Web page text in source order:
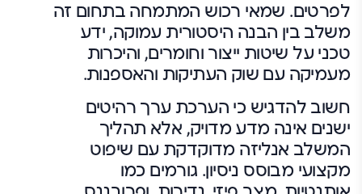
לפרטים. שמאי רכוש המתמחה בתחום זה
משלב בין הבנה היסטורית עמוקה, ידע
טכני על שיטות ייצור וחומרים, והיכרות
מעמיקה עם שוק העתיקות והאספנות.
חשוב להדגיש כי הערכת ערך רהיטים
ישנים אינה מדע מדויק, אלא תהליך
המשלב אנליזה מדוקדקת עם שיפוט
מקצועי מבוסס ניסיון. גורמים כמו